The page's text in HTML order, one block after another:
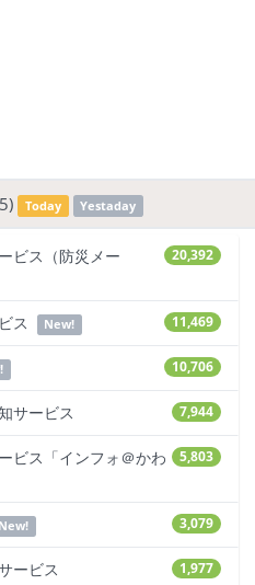
Today Yestaday
20,392
ビス（防災メー
11,469
ス New!
10,706
7,944
サービス
5,803
ビス「インフォ＠かわ
3,079
New!
1,977
ービス